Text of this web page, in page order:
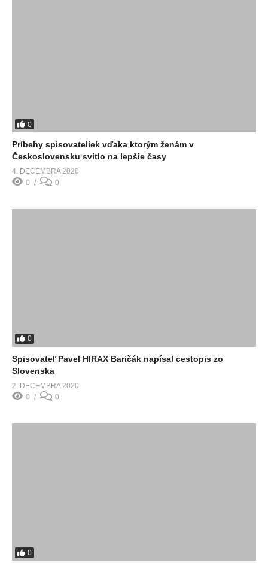
0
Príbehy spisovateliek vďaka ktorým ženám v
Československu svitlo na lepšie časy
4. DECEMBRA 2020
0
0
0
Spisovateľ Pavel HIRAX Baričák napísal cestopis zo
Slovenska
2. DECEMBRA 2020
0
0
0